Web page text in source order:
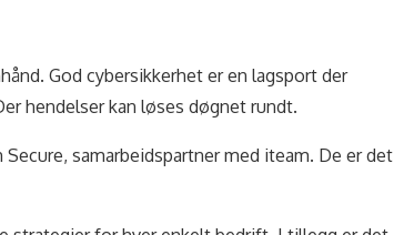
God cybersikkerhet er en lagsport der
hendelser kan løses døgnet rundt.
samarbeidspartner med iteam. De er det